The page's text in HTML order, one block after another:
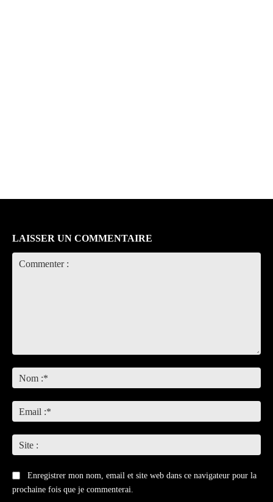
LAISSER UN COMMENTAIRE
:*
:*
:
Enregistrer mon nom, email et site web dans ce navigateur pour la
prochaine fois que je commenterai.